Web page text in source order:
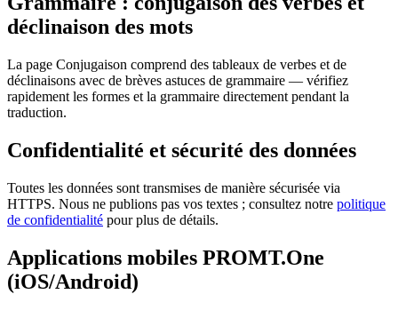
déclinaison des mots
La page Conjugaison comprend des tableaux de verbes et de
déclinaisons avec de brèves astuces de grammaire — vérifiez
rapidement les formes et la grammaire directement pendant la
traduction.
Confidentialité et sécurité des données
Toutes les données sont transmises de manière sécurisée via
HTTPS. Nous ne publions pas vos textes ; consultez notre politique
de confidentialité pour plus de détails.
Applications mobiles PROMT.One
(iOS/Android)